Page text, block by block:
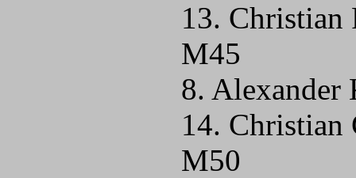
13. Christian
M45
8. Alexander
14. Christian
M50